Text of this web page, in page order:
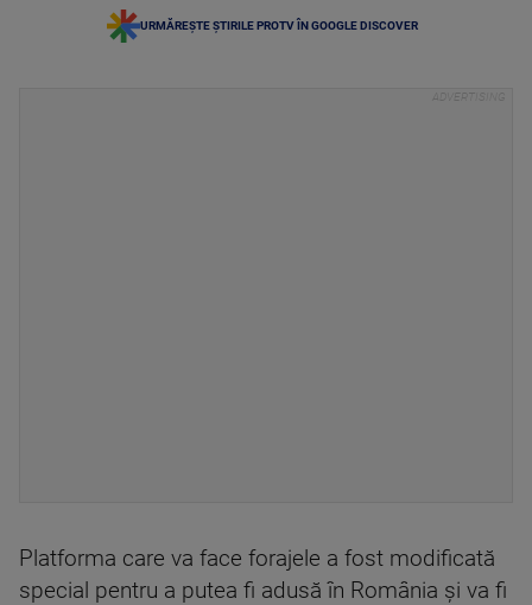
URMĂREȘTE ȘTIRILE PROTV ÎN GOOGLE DISCOVER
Platforma care va face forajele a fost modificată
special pentru a putea fi adusă în România și va fi